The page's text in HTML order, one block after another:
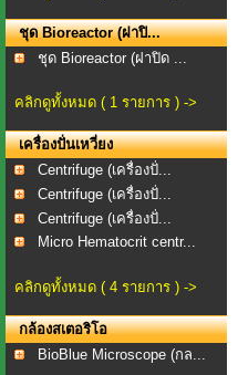
ชุด Bioreactor (ฝาปิ...
ชุด Bioreactor (ฝาปิด ...
คลิกดูทั้งหมด ( 1 รายการ ) ->
เครื่องปั่นเหวี่ยง
Centrifuge (เครื่องปั่...
Centrifuge (เครื่องปั่...
Centrifuge (เครื่องปั่...
Micro Hematocrit centr...
คลิกดูทั้งหมด ( 4 รายการ ) ->
กล้องสเตอริโอ
BioBlue Microscope (กล...